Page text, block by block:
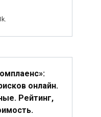
онлайн.
Рейтинг,